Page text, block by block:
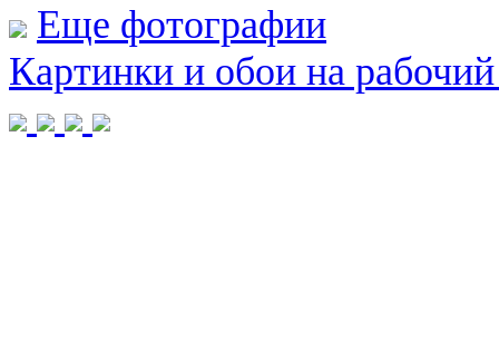
Еще фотографии
Картинки и обои на